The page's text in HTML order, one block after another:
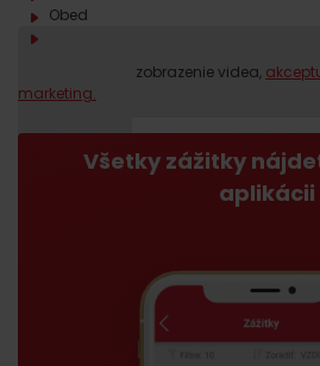
Obed
Prosím, pre zobrazenie videa,
marketing.
Všetky zážitky
aplikácii